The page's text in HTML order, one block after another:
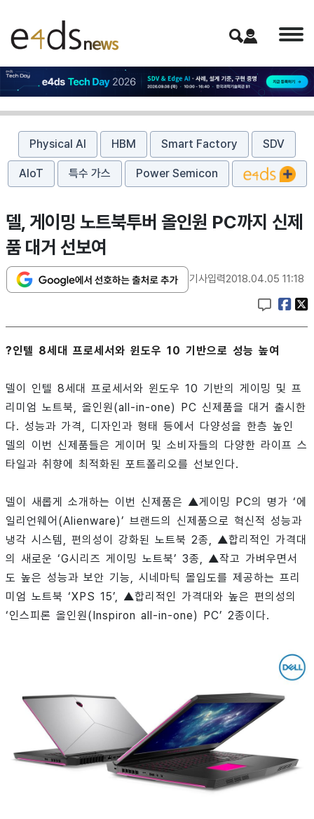
Physical AI HBM Smart Factory SDV
AIoT 특수 가스 Power Semicon
델, 게이밍 노트북투버 올인원 PC까지 신제
품 대거 선보여
기사입력2018.04.05 11:18
?인텔 8세대 프로세서와 윈도우 10 기반으로 성능 높여
델이 인텔 8세대 프로세서와 윈도우 10 기반의 게이밍 및 프
리미엄 노트북, 올인원(all-in-one) PC 신제품을 대거 출시한
다. 성능과 가격, 디자인과 형태 등에서 다양성을 한층 높인
델의 이번 신제품들은 게이머 및 소비자들의 다양한 라이프 스
타일과 취향에 최적화된 포트폴리오를 선보인다.
델이 새롭게 소개하는 이번 신제품은 ▲게이밍 PC의 명가 ‘에
일리언웨어(Alienware)’ 브랜드의 신제품으로 혁신적 성능과
냉각 시스템, 편의성이 강화된 노트북 2종, ▲합리적인 가격대
의 새로운 ‘G시리즈 게이밍 노트북’ 3종, ▲작고 가벼우면서
도 높은 성능과 보안 기능, 시네마틱 몰입도를 제공하는 프리
미엄 노트북 ‘XPS 15’, ▲합리적인 가격대와 높은 편의성의
‘인스피론 올인원(Inspiron all-in-one) PC’ 2종이다.